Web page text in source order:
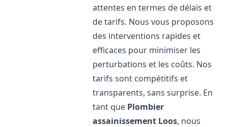
attentes en termes de délais et
de tarifs. Nous vous proposons
des interventions rapides et
efficaces pour minimiser les
perturbations et les coûts. Nos
tarifs sont compétitifs et
transparents, sans surprise. En
tant que Plombier
assainissement Loos, nous